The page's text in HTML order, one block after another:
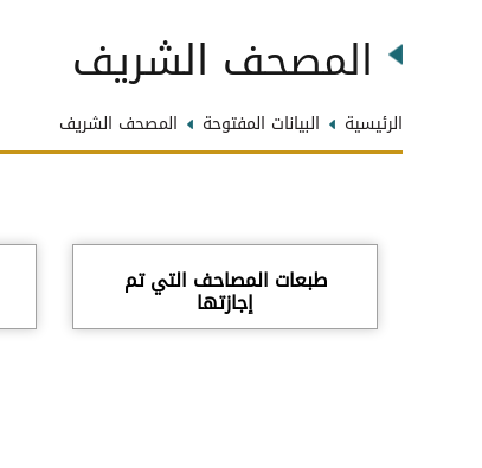
المصحف الشريف
الرئيسية البيانات المفتوحة المصحف الشريف
طبعات المصاحف التي تم
إجازتها